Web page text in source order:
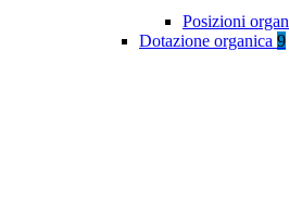
Posizioni
Dotazione organica 9